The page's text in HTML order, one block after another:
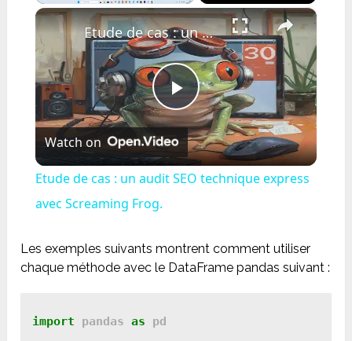
Play Unmute ×
Play
Video
Etude de cas : un audit SEO technique express avec Screaming Frog.
Watch on
Etude de cas : un audit SEO technique express
avec Screaming Frog.
Les exemples suivants montrent comment utiliser
chaque méthode avec le DataFrame pandas suivant :
import pandas as pd